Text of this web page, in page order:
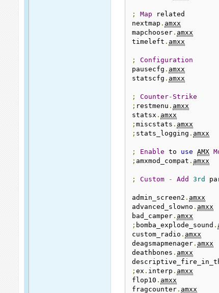
; Map related
nextmap . amxx
mapchooser . amxx
timeleft . amxx
;
Configuration
pausecfg . amxx
statscfg . amxx
; Counter- Strike
; restmenu . amxx
statsx . amxx
;miscstats . amxx
; stats_logging . amxx
; Enable to use AMX
; amxmod_compat . amxx
; Custom - Add 3rd
admin_screen2 . amxx
advanced_slowno . amxx
bad_camper . amxx
; bomba_explode_sound .
custom_radio . amxx
deagsmapmenager . amxx
deathbones . amxx
;ex . interp . amxx
flop10 . amxx
fragcounter . amxx